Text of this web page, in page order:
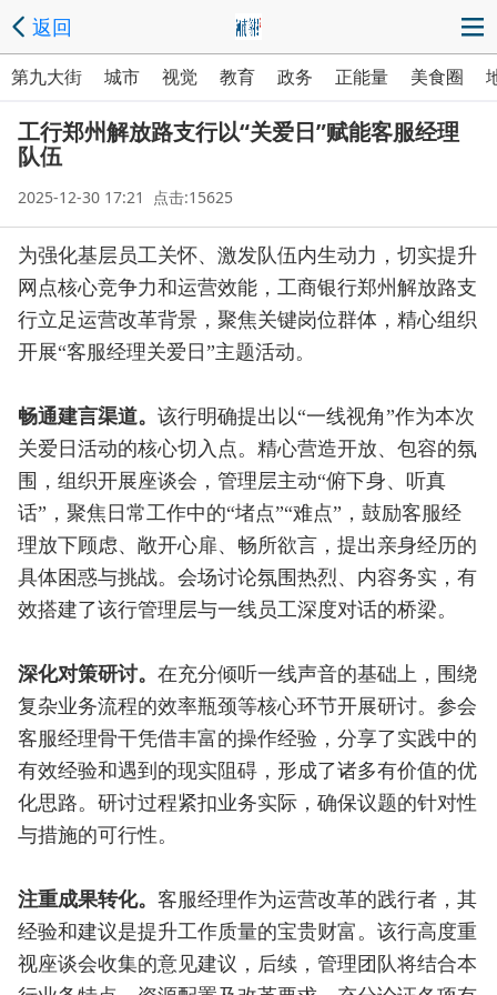
返回
第九大街 城市 视觉 教育 政务 正能量 美食圈
工行郑州解放路支行以“关爱日”赋能客服经理
队伍
2025-12-30 17:21 点击:15625
为强化基层员工关怀、激发队伍内生动力，切实提升
网点核心竞争力和运营效能，工商银行郑州解放路支
行立足运营改革背景，聚焦关键岗位群体，精心组织
开展“客服经理关爱日”主题活动。
畅通建言渠道。 该行明确提出以“一线视角”作为本次
关爱日活动的核心切入点。精心营造开放、包容的氛
围，组织开展座谈会，管理层主动“俯下身、听真
话”，聚焦日常工作中的“堵点”“难点”，鼓励客服经
理放下顾虑、敞开心扉、畅所欲言，提出亲身经历的
具体困惑与挑战。会场讨论氛围热烈、内容务实，有
效搭建了该行管理层与一线员工深度对话的桥梁。
深化对策研讨。 在充分倾听一线声音的基础上，围绕
复杂业务流程的效率瓶颈等核心环节开展研讨。参会
客服经理骨干凭借丰富的操作经验，分享了实践中的
有效经验和遇到的现实阻碍，形成了诸多有价值的优
化思路。研讨过程紧扣业务实际，确保议题的针对性
与措施的可行性。
注重成果转化。 客服经理作为运营改革的践行者，其
经验和建议是提升工作质量的宝贵财富。该行高度重
视座谈会收集的意见建议，后续，管理团队将结合本